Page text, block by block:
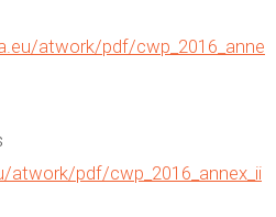
atwork/pdf/cwp_2016_anne
atwork/pdf/cwp_2016_annex_ii